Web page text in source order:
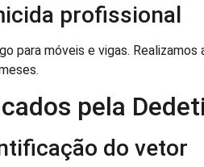
profissional
para móveis e vigas.
pela
do vetor